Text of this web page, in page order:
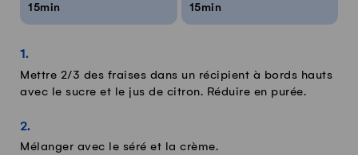
15min
15min
Mettre 2/3 des fraises dans un récipient à bords hauts
avec le sucre et le jus de citron. Réduire en purée.
Mélanger avec le séré et la crème.